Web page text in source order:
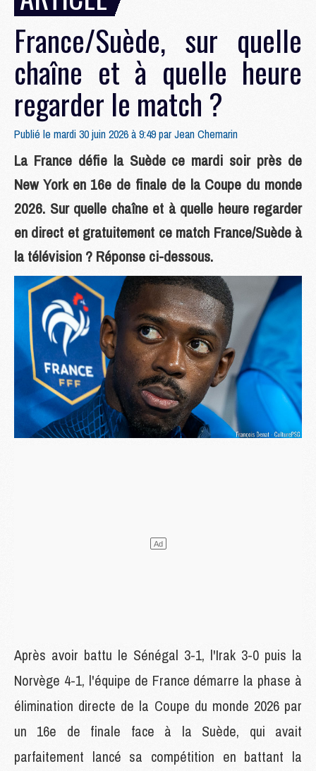
France/Suède, sur quelle
chaîne et à quelle heure
regarder le match ?
Publié le mardi 30 juin 2026 à 9:49 parJean Chemarin
La France défie la Suède ce mardi soir près de
New York en 16e de finale de la Coupe du monde
2026. Sur quelle chaîne et à quelle heure regarder
en direct et gratuitement ce match France/Suède à
la télévision ? Réponse ci-dessous.
Après avoir battu le Sénégal 3-1, l'Irak 3-0 puis la
Norvège 4-1, l'équipe de France démarre la phase à
élimination directe de la Coupe du monde 2026 par
un 16e de finale face à la Suède, qui avait
parfaitement lancé sa compétition en battant la